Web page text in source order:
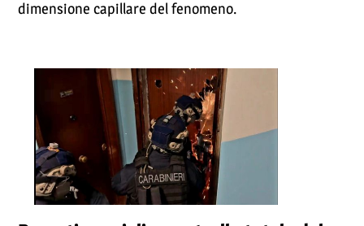
dimensione capillare del fenomeno.